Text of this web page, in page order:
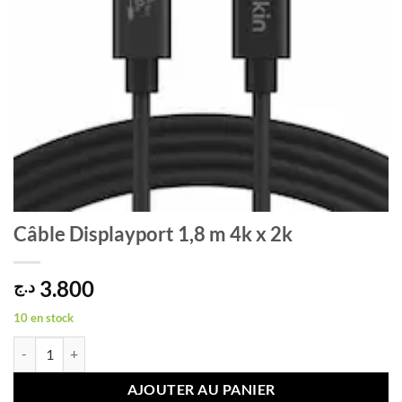
Câble Displayport 1,8 m 4k x 2k
3.800 د.ج
10 en stock
AJOUTER AU PANIER